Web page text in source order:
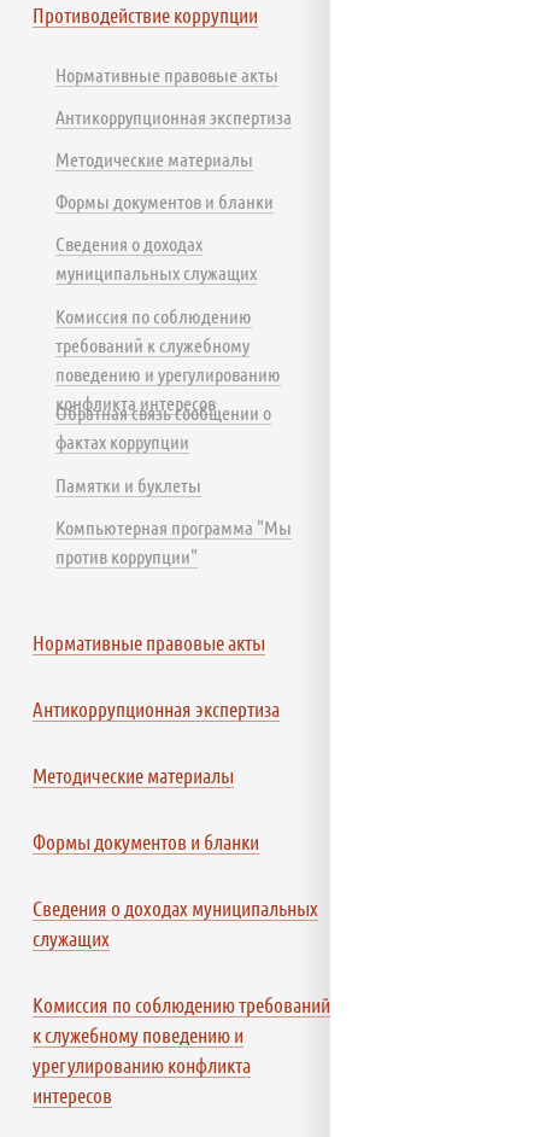
Противодействие коррупции
Нормативные правовые акты
Антикоррупционная экспертиза
Методические материалы
Формы документов и бланки
Сведения о доходах
муниципальных служащих
Комиссия по соблюдению
требований к служебному
поведению и урегулированию
конфликта интересов
Обратная связь сообщении о
фактах коррупции
Памятки и буклеты
Компьютерная программа "Мы
против коррупции"
Нормативные правовые акты
Антикоррупционная экспертиза
Методические материалы
Формы документов и бланки
Сведения о доходах муниципальных
служащих
Комиссия по соблюдению требований
к служебному поведению и
урегулированию конфликта
интересов